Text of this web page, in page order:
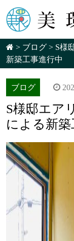
> ブログ > S様
新築工事進行中
ブログ
S様邸エア
による新築